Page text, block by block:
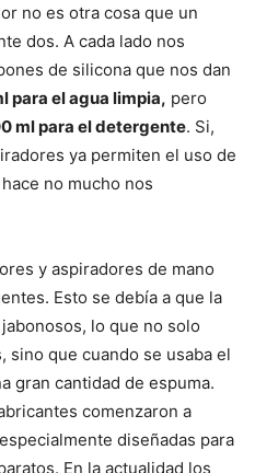
no es otra cosa que un
dos. A cada lado nos
de silicona que nos dan
para el agua limpia, pero
ml para el detergente. Si,
ya permiten el uso de
no mucho nos
y aspiradores de mano
Esto se debía a que la
lo que no solo
que cuando se usaba el
gran cantidad de espuma.
comenzaron a
diseñadas para
En la actualidad los